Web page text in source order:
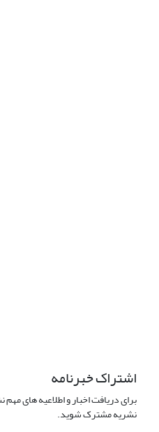
اشتراک خبرنامه
برای دریافت اخبار و اطلاعیه های
نشریه مشترک شوید.